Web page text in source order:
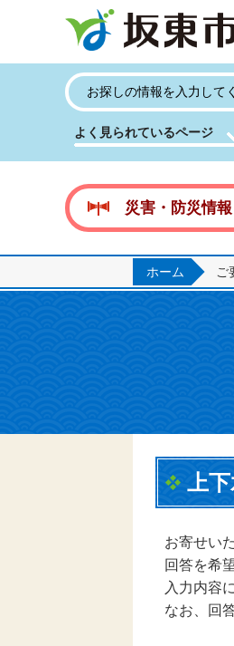
よく見られているページ
災害・防災情報
ホーム ご
上
お寄せい
回答を希
入力内容
なお、回